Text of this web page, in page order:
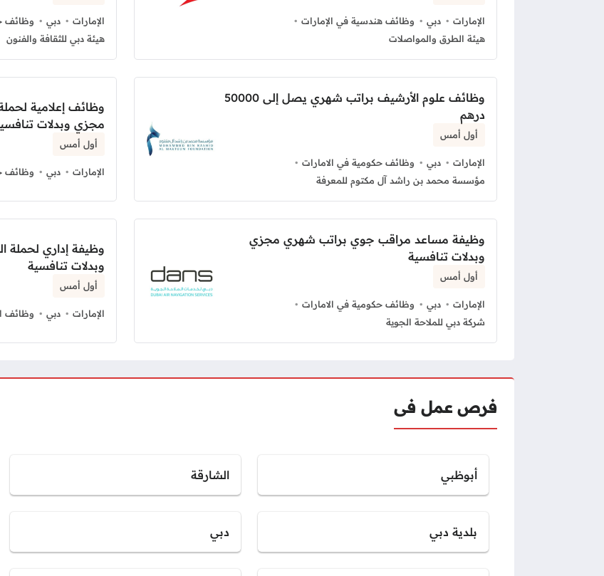
الإمارات دبي
وظائف هندسية في الإمارات
هيئة الطرق والمواصلات
الإمارات دبي
وظائف
هيئة دبي للثقافة والفنون
وظائف علوم الأرشيف براتب شهري يصل إلى 50000
درهم
أول أمس
الإمارات دبي
وظائف حكومية في الامارات
مؤسسة محمد بن راشد آل مكتوم للمعرفة
وظائف إعلامية
مجزي وبدلات
أول أمس
الإمارات دبي وظائف
وظيفة مساعد مراقب جوي براتب شهري مجزي
وبدلات تنافسية
أول أمس
الإمارات دبي
وظائف حكومية في الامارات
شركة دبي للملاحة الجوية
وظيفة إداري لحملة
وبدلات تنافسية
أول أمس
الإمارات دبي وظائف
فرص عمل فى
أبوظبي الشارقة
بلدية دبي دبي